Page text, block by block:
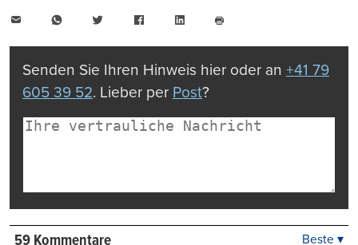
WhatsAppTwitter FacebookLinkedIn
drucken
Senden Sie Ihren Hinweis hier oder an +41 79
605 39 52. Lieber per Post?
59 Kommentare Beste ▾